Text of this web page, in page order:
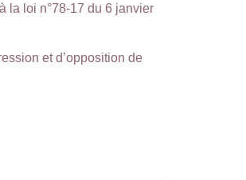
la loi n°78-17 du 6 janvier
et d’opposition de